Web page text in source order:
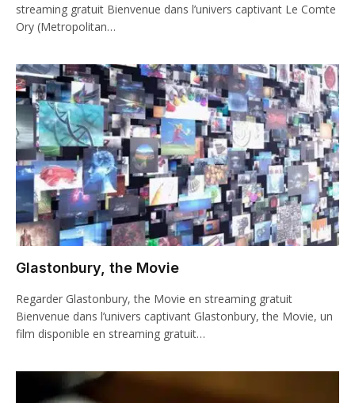
streaming gratuit Bienvenue dans l’univers captivant Le Comte
Ory (Metropolitan…
Glastonbury, the Movie
Regarder Glastonbury, the Movie en streaming gratuit
Bienvenue dans l’univers captivant Glastonbury, the Movie, un
film disponible en streaming gratuit…